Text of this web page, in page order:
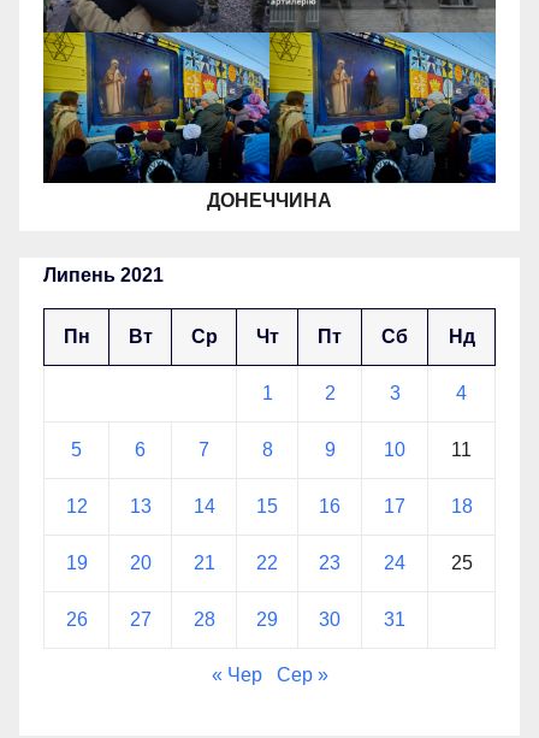
ДОНЕЧЧИНА
Липень 2021
Пн Вт Ср Чт Пт Сб Нд
1 2 3 4
5 6 7 8 9 10 11
12 13 14 15 16 17 18
19 20 21 22 23 24 25
26 27 28 29 30 31
« Чер Сер »